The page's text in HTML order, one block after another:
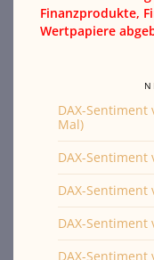
Finanzprodukte,
Wertpapiere
DAX-Sentiment
Mal)
DAX-Sentiment
DAX-Sentiment
DAX-Sentiment
DAX-Sentiment